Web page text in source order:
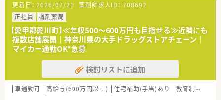
【想定される業務内容】
■処方箋に基づく調剤業務や監査、服薬指導といった基本的な薬
剤師業務全般に携わっていただくことがメインの業務となりま
す。
■患者様の健康管理をサポートする、かかりつけ薬剤師としての
役割を担いながら信頼関係を築いていくことも重要なお仕事で
す。
■全体の約5割の店舗で実施している在宅医療に関する業務につ
いても、今後の状況に応じて携わっていただく可能性がありま
す。
更新日： 2026/07/21 薬剤師求人ID： 708692
正社員
調剤薬局
【愛甲郡愛川町】≪年収500～600万円も目指せる≫近隣にも
複数店舗展開｜神奈川県の大手ドラッグストアチェーン｜
マイカー通勤OK*急募
検討リストに追加
車通勤可 高給与(600万円以上) 住宅補助(手当)あり 教育制度あり